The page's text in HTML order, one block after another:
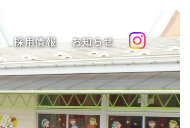
採用情報 お知らせ